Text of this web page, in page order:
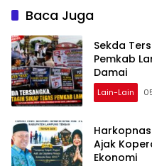
Diperiksa
Baca Juga
Sekda
Pemkab
Damai
Lain-Lain
Ajak
Ekonomi